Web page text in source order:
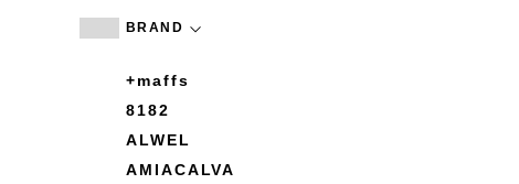
BRAND
+maffs
8182
ALWEL
AMIACALVA